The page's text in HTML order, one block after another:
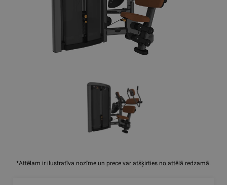
*Attēlam ir ilustratīva nozīme un prece var atšķirties no attēlā redzamā.